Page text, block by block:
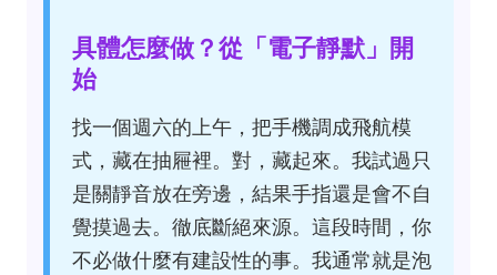
具體怎麼做？從「電子靜默」開
始
找一個週六的上午，把手機調成飛航模
式，藏在抽屜裡。對，藏起來。我試過只
是關靜音放在旁邊，結果手指還是會不自
覺摸過去。徹底斷絕來源。這段時間，你
不必做什麼有建設性的事。我通常就是泡